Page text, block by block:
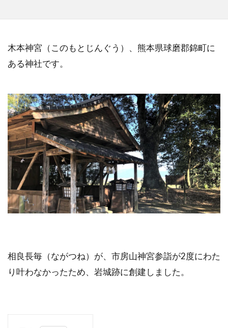
木本神宮（このもとじんぐう）、熊本県球磨郡錦町に
ある神社です。
相良長毎（ながつね）が、市房山神宮参詣が2度にわた
り叶わなかったため、岩城跡に創建しました。